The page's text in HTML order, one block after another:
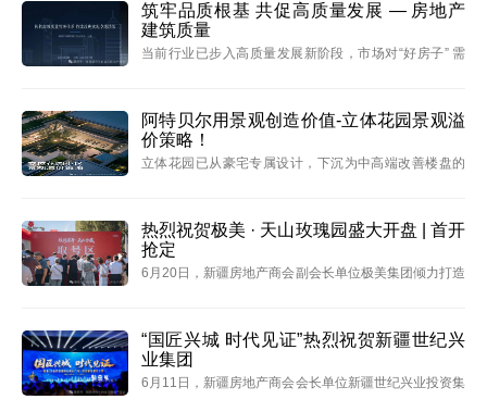
以光影为媒重温红色岁月，凝聚奋进力量。
筑牢品质根基 共促高质量发展 — 房地产
建筑质量
当前行业已步入高质量发展新阶段，市场对“好房子” 需
业核心要务。为助力会员企业破解管控痛点，6 月 23
日，新
阿特贝尔用景观创造价值-立体花园景观溢
价策略！
立体花园已从豪宅专属设计，下沉为中高端改善楼盘的
雨归家等优势，实现约8%的产品溢价，市场落地性极
强。
热烈祝贺极美 · 天山玫瑰园盛大开盘 | 首开
抢定
6月20日，新疆房地产商会副会长单位极美集团倾力打造
销金额5.16亿元的亮眼成绩，以现象级热销态势为乌鲁
“国匠兴城 时代见证”热烈祝贺新疆世纪兴
业集团
6月11日，新疆房地产商会会长单位新疆世纪兴业投资集